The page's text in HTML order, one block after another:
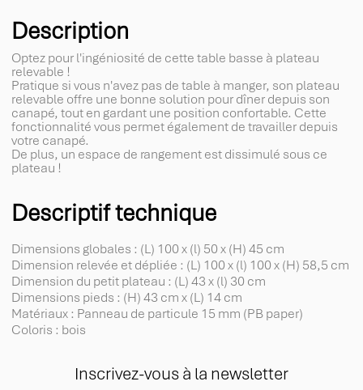
Description
Optez pour l'ingéniosité de cette table basse à plateau
relevable !
Pratique si vous n'avez pas de table à manger, son plateau
relevable offre une bonne solution pour dîner depuis son
canapé, tout en gardant une position confortable. Cette
fonctionnalité vous permet également de travailler depuis
votre canapé.
De plus, un espace de rangement est dissimulé sous ce
plateau !
Descriptif technique
Dimensions globales : (L) 100 x (l) 50 x (H) 45 cm
Dimension relevée et dépliée : (L) 100 x (l) 100 x (H) 58,5 cm
Dimension du petit plateau : (L) 43 x (l) 30 cm
Dimensions pieds : (H) 43 cm x (L) 14 cm
Matériaux : Panneau de particule 15 mm (PB paper)
Coloris : bois
Inscrivez-vous à la newsletter